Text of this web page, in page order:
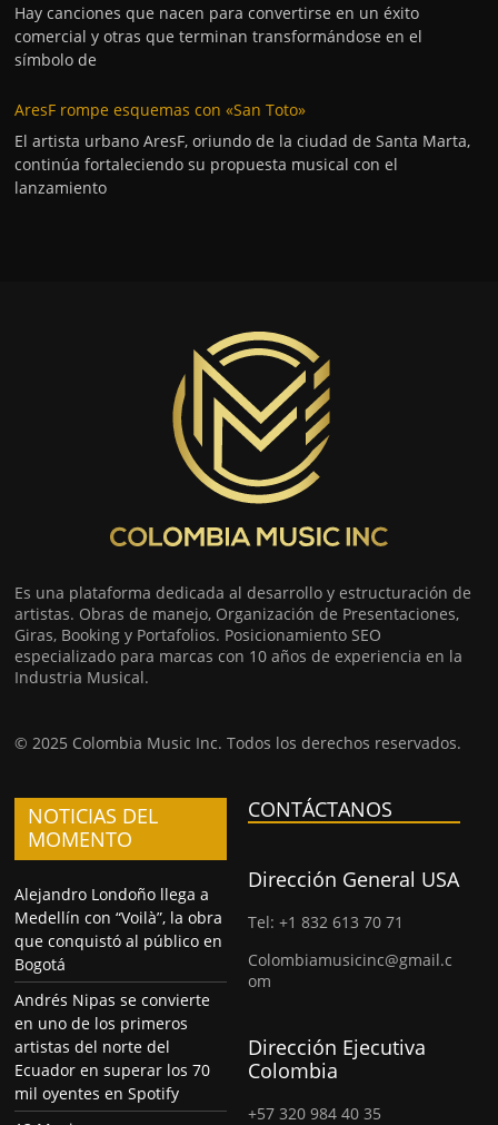
Hay canciones que nacen para convertirse en un éxito
comercial y otras que terminan transformándose en el
símbolo de
AresF rompe esquemas con «San Toto»
El artista urbano AresF, oriundo de la ciudad de Santa Marta,
continúa fortaleciendo su propuesta musical con el
lanzamiento
Es una plataforma dedicada al desarrollo y estructuración de
artistas. Obras de manejo, Organización de Presentaciones,
Giras, Booking y Portafolios. Posicionamiento SEO
especializado para marcas con 10 años de experiencia en la
Industria Musical.
© 2025 Colombia Music Inc. Todos los derechos reservados.
NOTICIAS DEL
MOMENTO
Alejandro Londoño llega a
Medellín con “Voilà”, la obra
que conquistó al público en
Bogotá
Andrés Nipas se convierte
en uno de los primeros
artistas del norte del
Ecuador en superar los 70
mil oyentes en Spotify
CONTÁCTANOS
Dirección General USA
Tel: +1 832 613 70 71
Colombiamusicinc@gmail.c
om
Dirección Ejecutiva
Colombia
+57 320 984 40 35